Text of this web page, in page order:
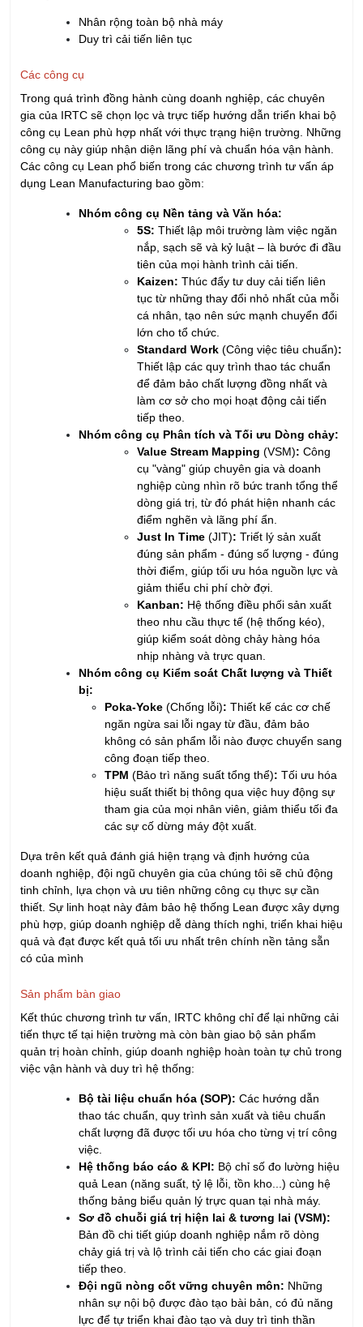
Nhân rộng toàn bộ nhà máy
Duy trì cải tiến liên tục
Các công cụ
Trong quá trình đồng hành cùng doanh nghiệp, các chuyên
gia của IRTC sẽ chọn lọc và trực tiếp hướng dẫn triển khai bộ
công cụ Lean phù hợp nhất với thực trạng hiện trường. Những
công cụ này giúp nhận diện lãng phí và chuẩn hóa vận hành.
Các công cụ Lean phổ biến trong các chương trình tư vấn áp
dụng Lean Manufacturing bao gồm:
Nhóm công cụ Nền tảng và Văn hóa:
5S: Thiết lập môi trường làm việc ngăn
nắp, sạch sẽ và kỷ luật – là bước đi đầu
tiên của mọi hành trình cải tiến.
Kaizen: Thúc đẩy tư duy cải tiến liên
tục từ những thay đổi nhỏ nhất của mỗi
cá nhân, tạo nên sức mạnh chuyển đổi
lớn cho tổ chức.
Standard Work (Công việc tiêu chuẩn):
Thiết lập các quy trình thao tác chuẩn
để đảm bảo chất lượng đồng nhất và
làm cơ sở cho mọi hoạt động cải tiến
tiếp theo.
Nhóm công cụ Phân tích và Tối ưu Dòng chảy:
Value Stream Mapping (VSM): Công
cụ "vàng" giúp chuyên gia và doanh
nghiệp cùng nhìn rõ bức tranh tổng thể
dòng giá trị, từ đó phát hiện nhanh các
điểm nghẽn và lãng phí ẩn.
Just In Time (JIT): Triết lý sản xuất
đúng sản phẩm - đúng số lượng - đúng
thời điểm, giúp tối ưu hóa nguồn lực và
giảm thiểu chi phí chờ đợi.
Kanban: Hệ thống điều phối sản xuất
theo nhu cầu thực tế (hệ thống kéo),
giúp kiểm soát dòng chảy hàng hóa
nhịp nhàng và trực quan.
Nhóm công cụ Kiểm soát Chất lượng và Thiết
bị:
Poka-Yoke (Chống lỗi): Thiết kế các cơ chế
ngăn ngừa sai lỗi ngay từ đầu, đảm bảo
không có sản phẩm lỗi nào được chuyển sang
công đoạn tiếp theo.
TPM (Bảo trì năng suất tổng thể): Tối ưu hóa
hiệu suất thiết bị thông qua việc huy động sự
tham gia của mọi nhân viên, giảm thiểu tối đa
các sự cố dừng máy đột xuất.
Dựa trên kết quả đánh giá hiện trạng và định hướng của
doanh nghiệp, đội ngũ chuyên gia của chúng tôi sẽ chủ động
tinh chỉnh, lựa chọn và ưu tiên những công cụ thực sự cần
thiết. Sự linh hoạt này đảm bảo hệ thống Lean được xây dựng
phù hợp, giúp doanh nghiệp dễ dàng thích nghi, triển khai hiệu
quả và đạt được kết quả tối ưu nhất trên chính nền tảng sẵn
có của mình
Sản phẩm bàn giao
Kết thúc chương trình tư vấn, IRTC không chỉ để lại những cải
tiến thực tế tại hiện trường mà còn bàn giao bộ sản phẩm
quản trị hoàn chỉnh, giúp doanh nghiệp hoàn toàn tự chủ trong
việc vận hành và duy trì hệ thống:
Bộ tài liệu chuẩn hóa (SOP): Các hướng dẫn
thao tác chuẩn, quy trình sản xuất và tiêu chuẩn
chất lượng đã được tối ưu hóa cho từng vị trí công
việc.
Hệ thống báo cáo & KPI: Bộ chỉ số đo lường hiệu
quả Lean (năng suất, tỷ lệ lỗi, tồn kho...) cùng hệ
thống bảng biểu quản lý trực quan tại nhà máy.
Sơ đồ chuỗi giá trị hiện lai & tương lai (VSM):
Bản đồ chi tiết giúp doanh nghiệp nắm rõ dòng
chảy giá trị và lộ trình cải tiến cho các giai đoạn
tiếp theo.
Đội ngũ nòng cốt vững chuyên môn: Những
nhân sự nội bộ được đào tạo bài bản, có đủ năng
lực để tự triển khai đào tạo và duy trì tinh thần